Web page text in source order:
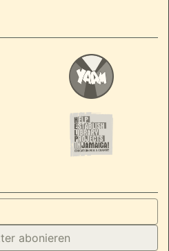
abonieren